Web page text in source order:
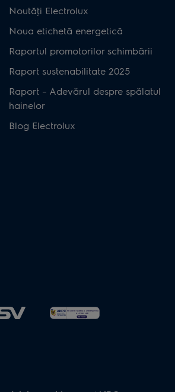
Noutăţi Electrolux
Noua etichetă energetică
Raportul promotorilor schimbării
Raport sustenabilitate 2025
Raport – Adevărul despre spălatul
hainelor
Blog Electrolux